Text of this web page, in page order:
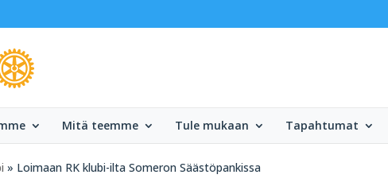
Mitä teemme Tule mukaan Tapahtumat
» Loimaan RK klubi-ilta Someron Säästöpankissa